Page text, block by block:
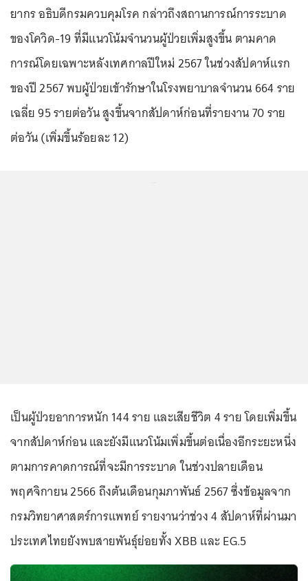
ยากร อธิบดีกรมควบคุมโรค กล่าวถึงสถานการณ์การระบาด
ของโควิด-19 ที่มีแนวโน้มจำนวนผู้ป่วยเพิ่มสูงขึ้น ตามคาด
การณ์โดยเฉพาะหลังเทศกาลปีใหม่ 2567 ในช่วงสัปดาห์แรก
ของปี 2567 พบผู้ป่วยเข้ารักษาในโรงพยาบาลจำนวน 664 ราย
เฉลี่ย 95 รายต่อวัน สูงขึ้นจากสัปดาห์ก่อนที่รายงาน 70 ราย
ต่อวัน (เพิ่มขึ้นร้อยละ 12)
เป็นผู้ป่วยอาการหนัก 144 ราย และเสียชีวิต 4 ราย โดยเพิ่มขึ้น
จากสัปดาห์ก่อน และยังมีแนวโน้มเพิ่มขึ้นต่อเนื่องอีกระยะหนึ่ง
ตามการคาดการณ์ที่จะมีการระบาด ในช่วงปลายเดือน
พฤศจิกายน 2566 ถึงต้นเดือนกุมภาพันธ์ 2567 ซึ่งข้อมูลจาก
กรมวิทยาศาสตร์การแพทย์ รายงานว่าช่วง 4 สัปดาห์ที่ผ่านมา
ประเทศไทยยังพบสายพันธุ์ย่อยทั้ง XBB และ EG.5